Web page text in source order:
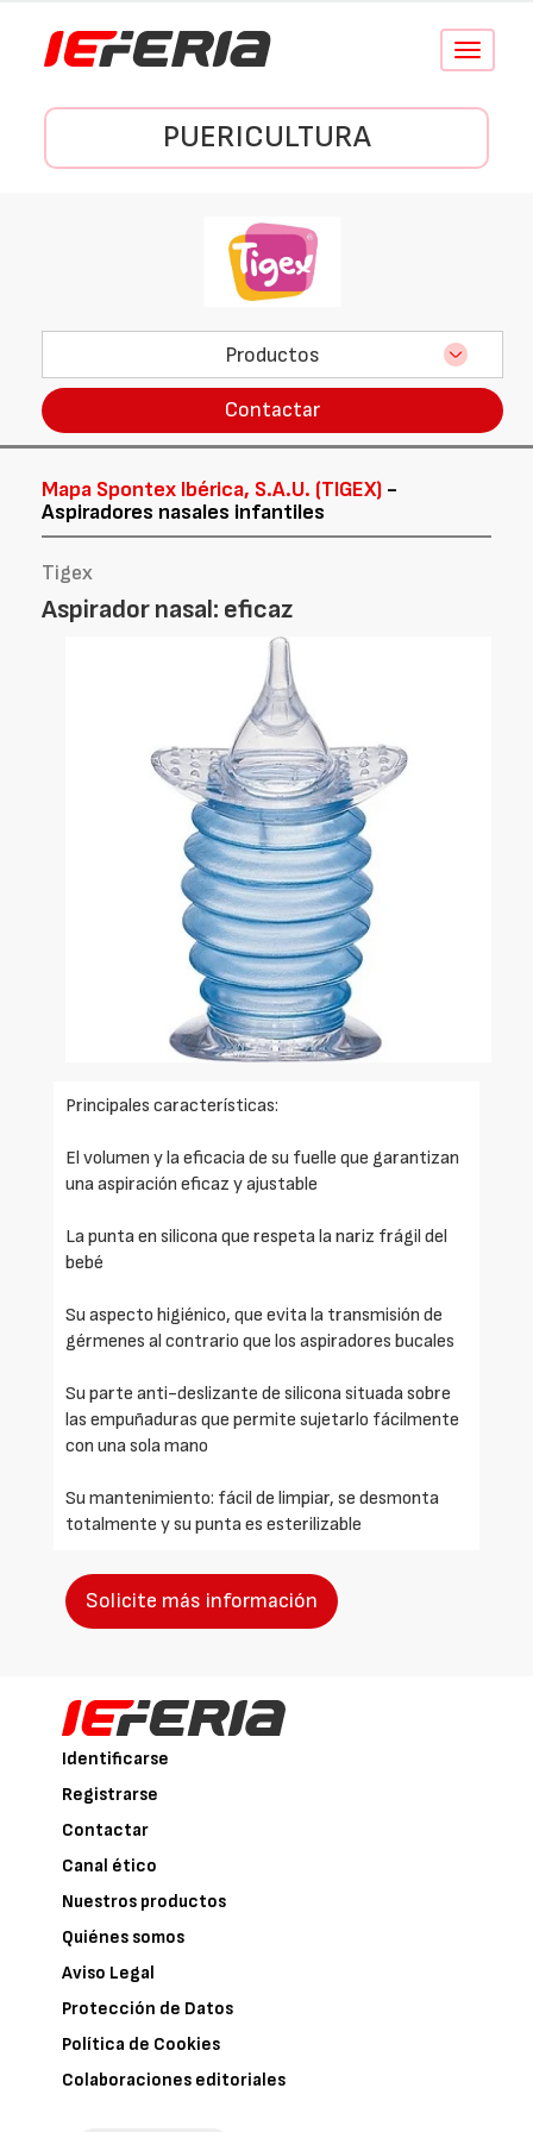
Conmutar
PUERICULTURA
Productos
Contactar
Mapa Spontex Ibérica, S.A.U. (TIGEX) -
Aspiradores nasales infantiles
Tigex
Aspirador nasal: eficaz
Principales características:
El volumen y la eficacia de su fuelle que garantizan
una aspiración eficaz y ajustable
La punta en silicona que respeta la nariz frágil del
bebé
Su aspecto higiénico, que evita la transmisión de
gérmenes al contrario que los aspiradores bucales
Su parte anti-deslizante de silicona situada sobre
las empuñaduras que permite sujetarlo fácilmente
con una sola mano
Su mantenimiento: fácil de limpiar, se desmonta
totalmente y su punta es esterilizable
Solicite más información
Identificarse
Registrarse
Contactar
Canal ético
Nuestros productos
Quiénes somos
Aviso Legal
Protección de Datos
Política de Cookies
Colaboraciones editoriales